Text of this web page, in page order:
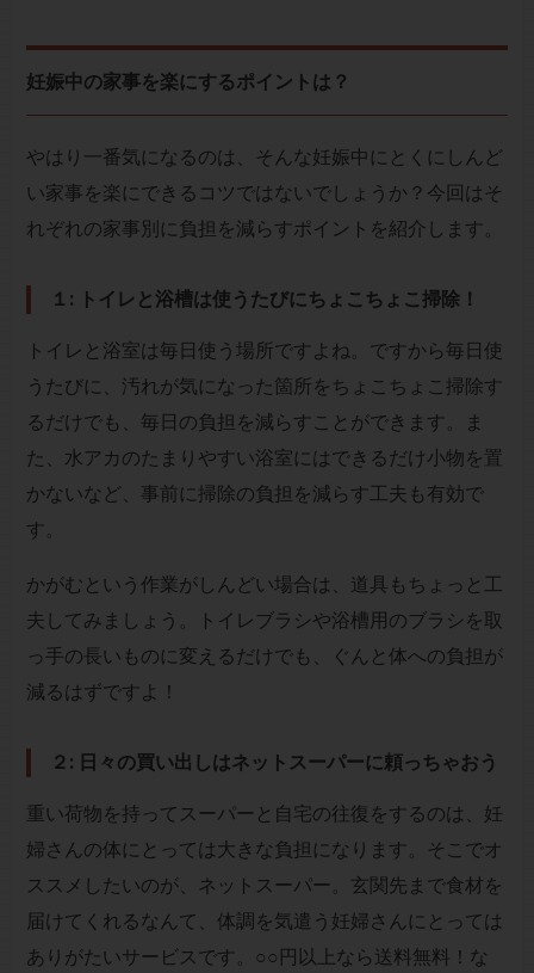
妊娠中の家事を楽にするポイントは？
やはり一番気になるのは、そんな妊娠中にとくにしんど
い家事を楽にできるコツではないでしょうか？今回はそ
れぞれの家事別に負担を減らすポイントを紹介します。
１: トイレと浴槽は使うたびにちょこちょこ掃除！
トイレと浴室は毎日使う場所ですよね。ですから毎日使
うたびに、汚れが気になった箇所をちょこちょこ掃除す
るだけでも、毎日の負担を減らすことができます。ま
た、水アカのたまりやすい浴室にはできるだけ小物を置
かないなど、事前に掃除の負担を減らす工夫も有効で
す。
かがむという作業がしんどい場合は、道具もちょっと工
夫してみましょう。トイレブラシや浴槽用のブラシを取
っ手の長いものに変えるだけでも、ぐんと体への負担が
減るはずですよ！
２: 日々の買い出しはネットスーパーに頼っちゃおう
重い荷物を持ってスーパーと自宅の往復をするのは、妊
婦さんの体にとっては大きな負担になります。そこでオ
ススメしたいのが、ネットスーパー。玄関先まで食材を
届けてくれるなんて、体調を気遣う妊婦さんにとっては
ありがたいサービスです。○○円以上なら送料無料！な